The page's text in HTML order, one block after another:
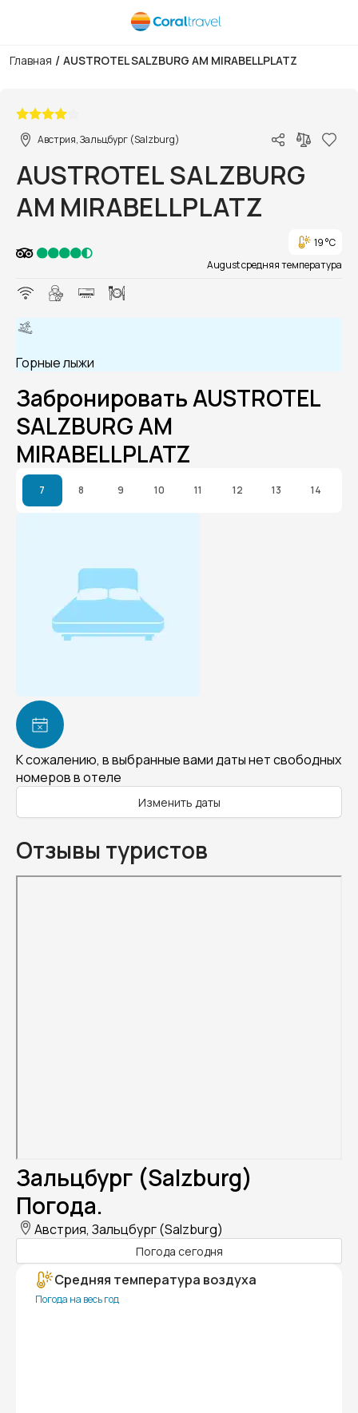
Главная / AUSTROTEL SALZBURG AM MIRABELLPLATZ
Австрия, Зальцбург (Salzburg)
AUSTROTEL SALZBURG
AM MIRABELLPLATZ
19 °C
August средняя температура
Горные лыжи
Забронировать AUSTROTEL
SALZBURG AM
MIRABELLPLATZ
7 8 9 10 11 12 13 14
К сожалению, в выбранные вами даты нет свободных
номеров в отеле
Изменить даты
Отзывы туристов
Зальцбург (Salzburg)
Погода.
Австрия, Зальцбург (Salzburg)
Погода сегодня
Средняя температура воздуха
Погода на весь год